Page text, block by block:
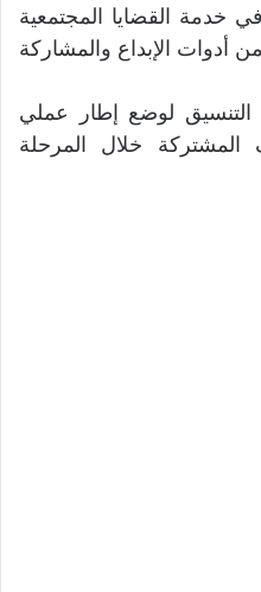
خدمة القضايا المجتمعية
أدوات الإبداع والمشاركة
التنسيق لوضع إطار عملي
المشتركة خلال المرحلة